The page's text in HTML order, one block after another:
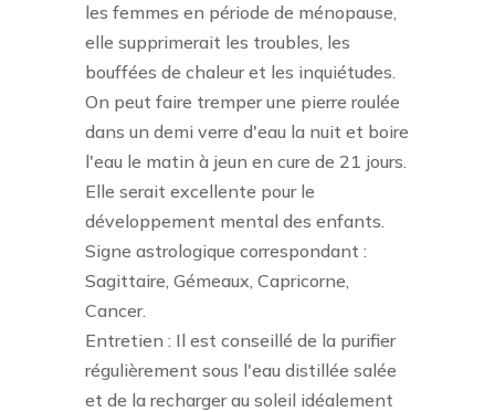
les femmes en période de ménopause,
elle supprimerait les troubles, les
bouffées de chaleur et les inquiétudes.
On peut faire tremper une pierre roulée
dans un demi verre d'eau la nuit et boire
l'eau le matin à jeun en cure de 21 jours.
Elle serait excellente pour le
développement mental des enfants.
Signe astrologique correspondant :
Sagittaire, Gémeaux, Capricorne,
Cancer.
Entretien : Il est conseillé de la purifier
régulièrement sous l'eau distillée salée
et de la recharger au soleil idéalement